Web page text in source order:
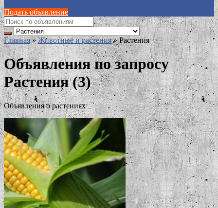
Подать объявление
Главная » Животные и растения » Растения
Объявления по запросу
Растения (3)
Объявления о растениях